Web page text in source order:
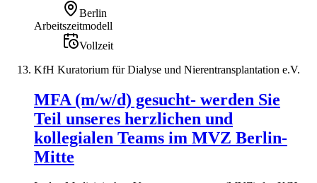
Berlin
Arbeitszeitmodell
Vollzeit
KfH Kuratorium für Dialyse und Nierentransplantation e.V.
MFA (m/w/d) gesucht- werden Sie
Teil unseres herzlichen und
kollegialen Teams im MVZ Berlin-
Mitte